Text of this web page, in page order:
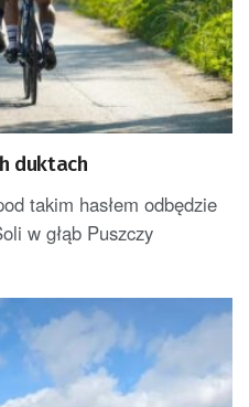
duktach
takim hasłem odbędzie
w głąb Puszczy